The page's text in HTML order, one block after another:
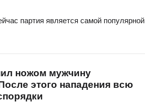
партия является самой популярной
ножом мужчину
этого нападения всю